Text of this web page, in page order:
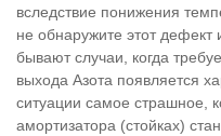
вследствие понижения
не обнаружите этот дефект
бывают случаи, когда
выхода Азота появляется
ситуации самое страшное,
амортизатора (стойках)